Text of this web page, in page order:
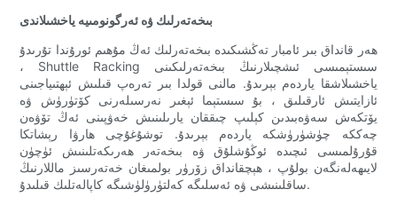
بىخەتەرلىك ۋە ئەرگونومىيە ياخشىلاندى
ھەر قانداق بىر ئامبار تەڭشىكىدە بىخەتەرلىك ئەڭ مۇھىم ئورۇندا تۇرىدۇ
، Shuttle Racking سىستېمىسى ئىشچىلارنىڭ بىخەتەرلىكىنى
ياخشىلاشقا ياردەم بېرىدۇ. مالنى قولدا بىر تەرەپ قىلىش ئېھتىياجىنى
ئازايتىش ئارقىلىق ، بۇ سىستېما ئېغىر نەرسىلەرنى كۆتۈرۈش ۋە
يۆتكەش سەۋەبىدىن كېلىپ چىققان يارىلىنىش خەۋپىنى ئەڭ تۆۋەن
چەككە چۈشۈرۈشكە ياردەم بېرىدۇ. توشۇغۇچى ھارۋا رېشاتكا
قۇرۇلمىسى ئىچىدە ئوڭۇشلۇق ۋە بىخەتەر ھەرىكەتلىنىش ئۈچۈن
لايىھەلەنگەن بولۇپ ، ھېچقانداق زۆرۈر بولمىغان خەتەرسىز ماللارنىڭ
ساقلىنىشى ۋە ئەسلىگە كەلتۈرۈلۈشىگە كاپالەتلىك قىلىدۇ.